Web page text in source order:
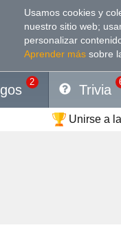
Usamos cookies y
nuestro sitio web;
personalizar
Aprender más sobre
2
Trivia
Unirse a